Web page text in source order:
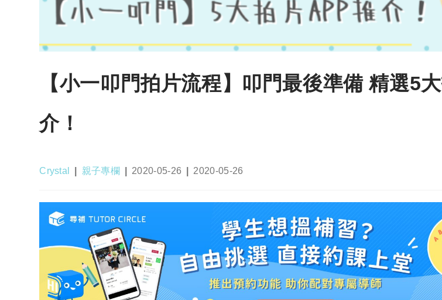
【小一叩門拍片流程】叩門最後準備 精選5
介！
Post
Crystal
Post
親子專欄
Post
2020-05-26
Post
2020-05-26